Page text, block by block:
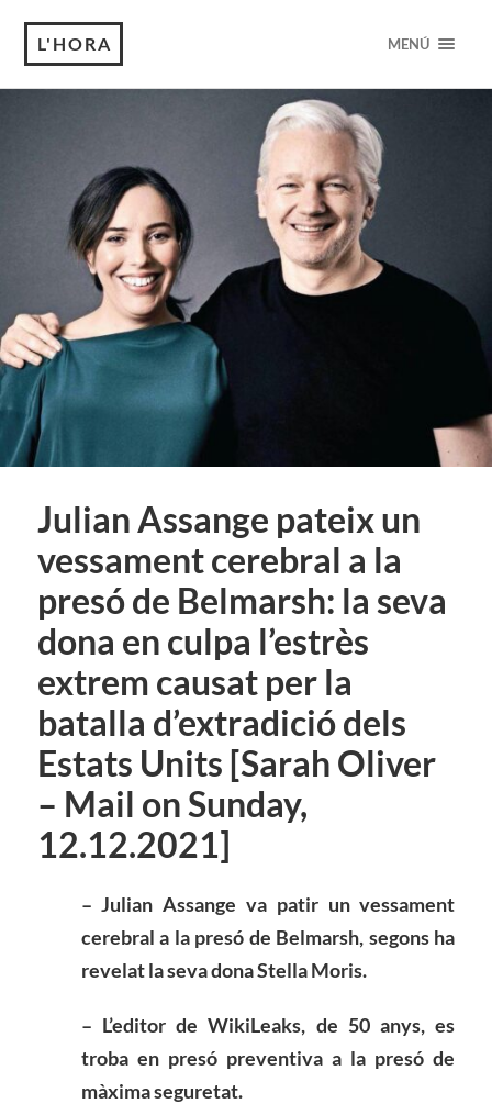
L'HORA MENÚ
Julian Assange pateix un
vessament cerebral a la
presó de Belmarsh: la seva
dona en culpa l’estrès
extrem causat per la
batalla d’extradició dels
Estats Units [Sarah Oliver
– Mail on Sunday,
12.12.2021]
– Julian Assange va patir un vessament
cerebral a la presó de Belmarsh, segons ha
revelat la seva dona Stella Moris.
– L’editor de WikiLeaks, de 50 anys, es
troba en presó preventiva a la presó de
màxima seguretat.